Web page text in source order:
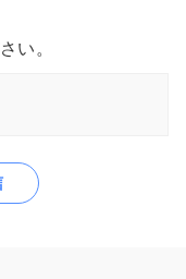
い。